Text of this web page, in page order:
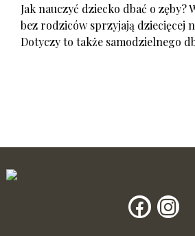
Jak nauczyć dziecko dbać o zęby?
bez rodziców sprzyjają dziecięcej
Dotyczy to także samodzielnego